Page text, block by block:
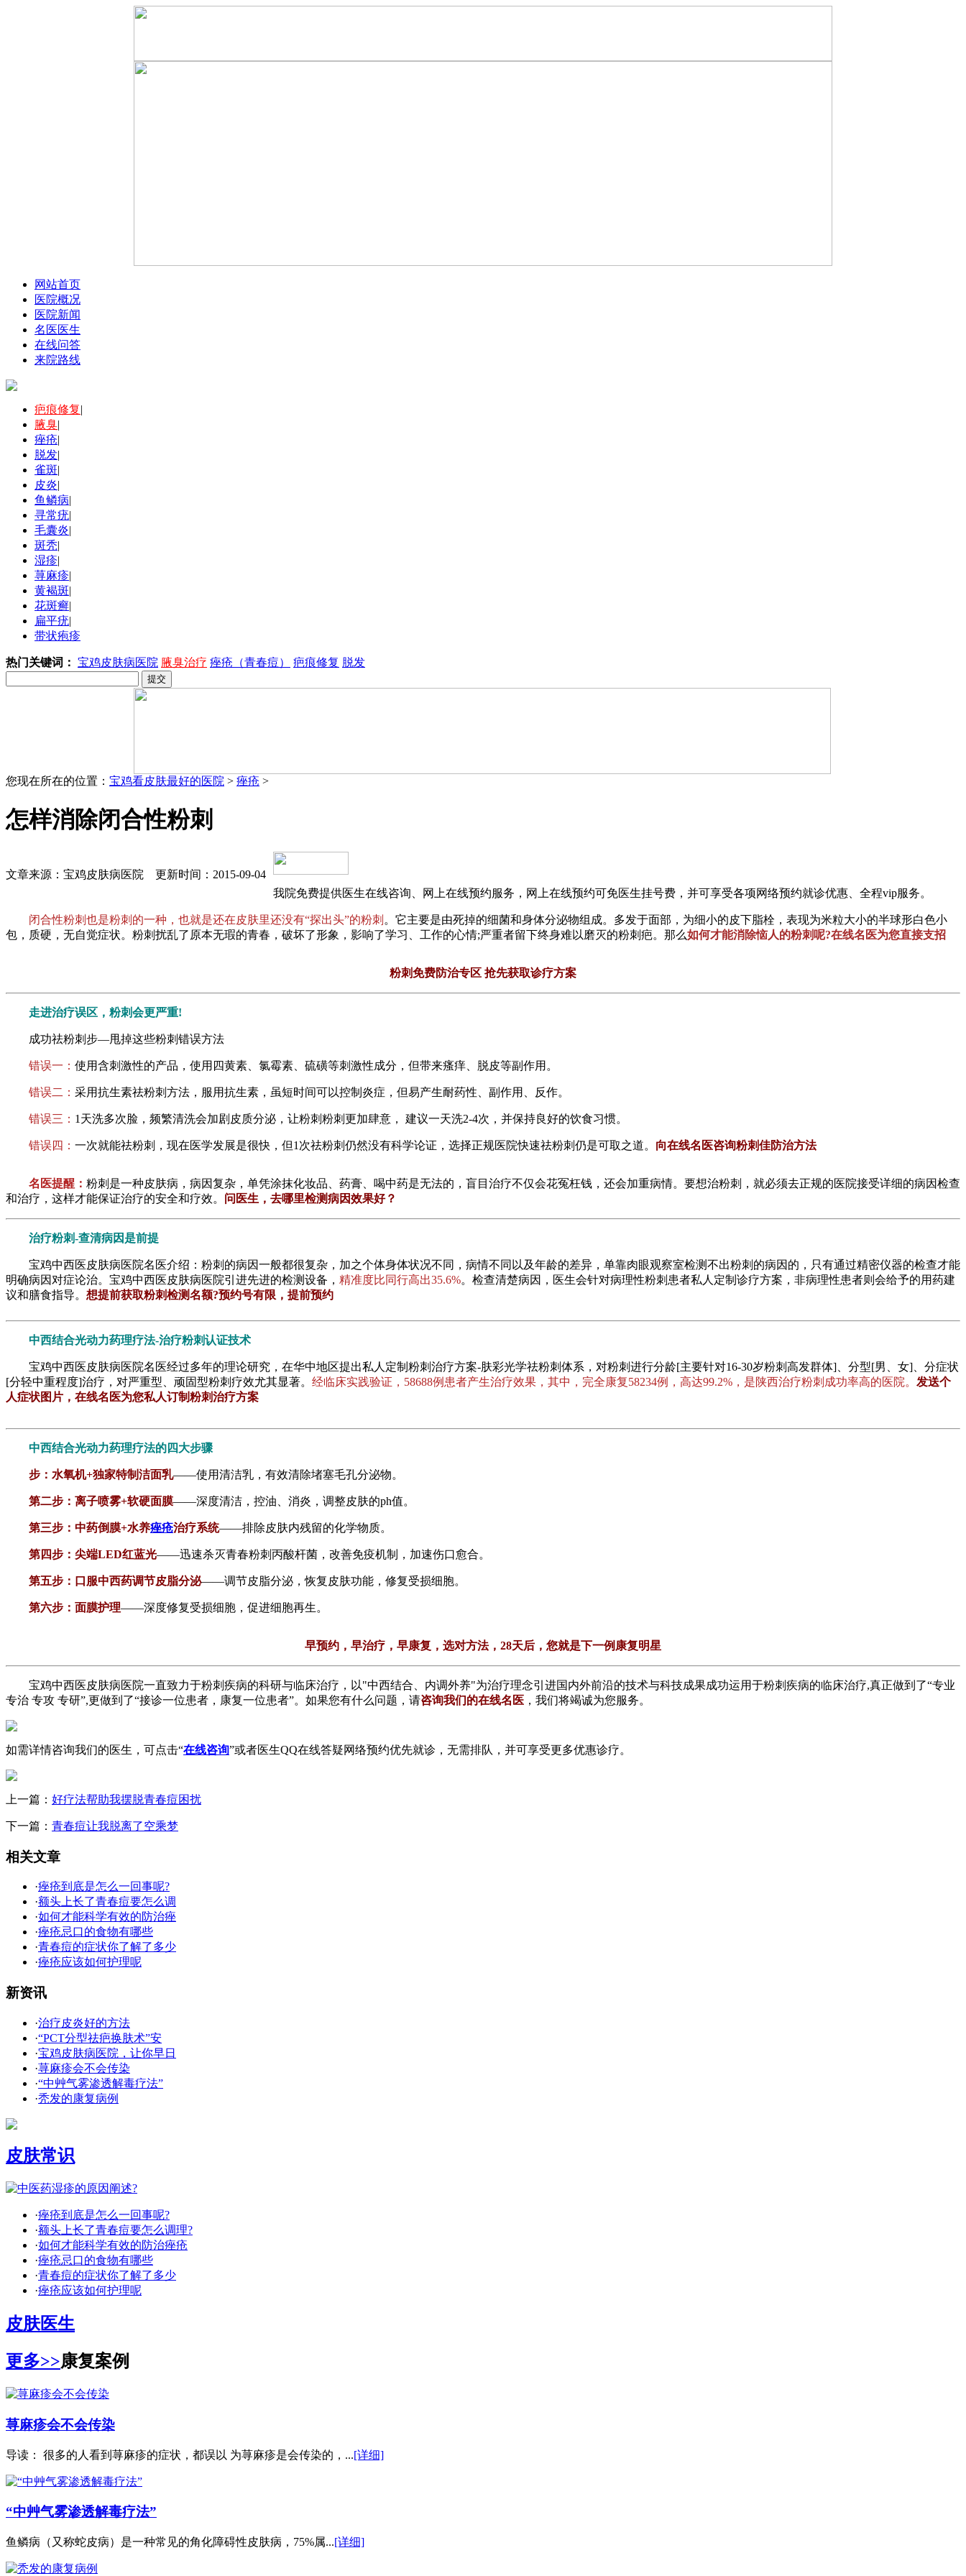
网站首页
医院概况
医院新闻
名医医生
在线问答
来院路线
疤痕修复|
腋臭|
痤疮|
脱发|
雀斑|
皮炎|
鱼鳞病|
寻常疣|
毛囊炎|
斑秃|
湿疹|
荨麻疹|
黄褐斑|
花斑癣|
扁平疣|
带状疱疹
热门关键词： 宝鸡皮肤病医院 腋臭治疗 痤疮（青春痘） 疤痕修复 脱发
您现在所在的位置： 宝鸡看皮肤最好的医院 > 痤疮 >
怎样消除闭合性粉刺
文章来源：宝鸡皮肤病医院 更新时间：2015-09-04
我院免费提供医生在线咨询、网上在线预约服务，网上在线预约可免医生挂号费，并可享受各项网络预约就诊优惠、全程vip服务。
闭合性粉刺也是粉刺的一种，也就是还在皮肤里还没有“探出头”的粉刺 。它主要是由死掉的细菌和身体分泌物组成。多发于面部，为细小的皮下脂栓，表现为米粒大小的半球形白色小
包，质硬，无自觉症状。粉刺扰乱了原本无瑕的青春，破坏了形象，影响了学习、工作的心情;严重者留下终身难以磨灭的粉刺疤。那么如何才能消除恼人的粉刺呢?在线名医为您直接支招
粉刺免费防治专区 抢先获取诊疗方案
走进治疗误区，粉刺会更严重!
成功祛粉刺步—甩掉这些粉刺错误方法
错误一： 使用含刺激性的产品，使用四黄素、氯霉素、硫磺等刺激性成分，但带来瘙痒、脱皮等副作用。
错误二： 采用抗生素祛粉刺方法，服用抗生素，虽短时间可以控制炎症，但易产生耐药性、副作用、反作。
错误三： 1天洗多次脸，频繁清洗会加剧皮质分泌，让粉刺粉刺更加肆意， 建议一天洗2-4次，并保持良好的饮食习惯。
错误四： 一次就能祛粉刺，现在医学发展是很快，但1次祛粉刺仍然没有科学论证，选择正规医院快速祛粉刺仍是可取之道。 向在线名医咨询粉刺佳防治方法
名医提醒： 粉刺是一种皮肤病，病因复杂，单凭涂抹化妆品、药膏、喝中药是无法的，盲目治疗不仅会花冤枉钱，还会加重病情。要想治粉刺，就必须去正规的医院接受详细的病因检查
和治疗，这样才能保证治疗的安全和疗效。 问医生，去哪里检测病因效果好？
治疗粉刺-查清病因是前提
宝鸡中西医皮肤病医院名医介绍：粉刺的病因一般都很复杂，加之个体身体状况不同，病情不同以及年龄的差异，单靠肉眼观察室检测不出粉刺的病因的，只有通过精密仪器的检查才能
明确病因对症论治。宝鸡中西医皮肤病医院引进先进的检测设备， 精准度比同行高出35.6%。检查清楚病因，医生会针对病理性粉刺患者私人定制诊疗方案，非病理性患者则会给予的用药建
议和膳食指导。 想提前获取粉刺检测名额?预约号有限，提前预约
中西结合光动力药理疗法-治疗粉刺认证技术
宝鸡中西医皮肤病医院名医经过多年的理论研究，在华中地区提出私人定制粉刺治疗方案-肤彩光学祛粉刺体系，对粉刺进行分龄[主要针对16-30岁粉刺高发群体]、分型[男、女]、分症状
[分轻中重程度]治疗，对严重型、顽固型粉刺疗效尤其显著。 经临床实践验证，58688例患者产生治疗效果，其中，完全康复58234例，高达99.2%，是陕西治疗粉刺成功率高的医院。 发送个
人症状图片，在线名医为您私人订制粉刺治疗方案
中西结合光动力药理疗法的四大步骤
步：水氧机+独家特制洁面乳——使用清洁乳，有效清除堵塞毛孔分泌物。
第二步：离子喷雾+软硬面膜——深度清洁，控油、消炎，调整皮肤的ph值。
第三步：中药倒膜+水养痤疮治疗系统——排除皮肤内残留的化学物质。
第四步：尖端LED红蓝光——迅速杀灭青春粉刺丙酸杆菌，改善免疫机制，加速伤口愈合。
第五步：口服中西药调节皮脂分泌——调节皮脂分泌，恢复皮肤功能，修复受损细胞。
第六步：面膜护理——深度修复受损细胞，促进细胞再生。
早预约，早治疗，早康复，选对方法，28天后，您就是下一例康复明星
宝鸡中西医皮肤病医院一直致力于粉刺疾病的科研与临床治疗，以"中西结合、内调外养"为治疗理念引进国内外前沿的技术与科技成果成功运用于粉刺疾病的临床治疗,真正做到了“专业
专治 专攻 专研”,更做到了“接诊一位患者，康复一位患者”。如果您有什么问题，请咨询我们的在线名医 ，我们将竭诚为您服务。
如需详情咨询我们的医生，可点击“在线咨询”或者医生QQ在线答疑网络预约优先就诊，无需排队，并可享受更多优惠诊疗。
上一篇： 好疗法帮助我摆脱青春痘困扰
下一篇： 青春痘让我脱离了空乘梦
相关文章
·痤疮到底是怎么一回事呢?
·额头上长了青春痘要怎么调
·如何才能科学有效的防治痤
·痤疮忌口的食物有哪些
·青春痘的症状你了解了多少
·痤疮应该如何护理呢
新资讯
·治疗皮炎好的方法
·“PCT分型祛疤换肤术”安
·宝鸡皮肤病医院，让你早日
·荨麻疹会不会传染
·“中艸气雾渗透解毒疗法”
·秃发的康复病例
皮肤常识
·痤疮到底是怎么一回事呢?
·额头上长了青春痘要怎么调理?
·如何才能科学有效的防治痤疮
·痤疮忌口的食物有哪些
·青春痘的症状你了解了多少
·痤疮应该如何护理呢
皮肤医生
更多>>康复案例
荨麻疹会不会传染
导读： 很多的人看到荨麻疹的症状，都误以 为荨麻疹是会传染的，...[详细]
“中艸气雾渗透解毒疗法”
鱼鳞病（又称蛇皮病）是一种常见的角化障碍性皮肤病，75%属...[详细]